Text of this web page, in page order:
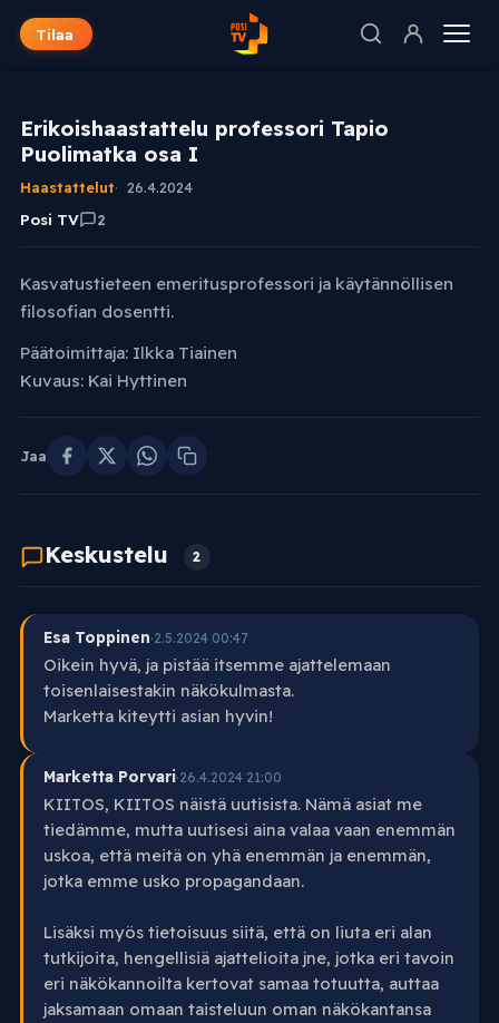
Tilaa
Erikoishaastattelu professori Tapio
Puolimatka osa I
Haastattelut 26.4.2024
Posi TV 2
Kasvatustieteen emeritusprofessori ja käytännöllisen
filosofian dosentti.
Päätoimittaja: Ilkka Tiainen
Kuvaus: Kai Hyttinen
Jaa
Keskustelu 2
Esa Toppinen·2.5.2024 00:47
Oikein hyvä, ja pistää itsemme ajattelemaan
toisenlaisestakin näkökulmasta.
Marketta kiteytti asian hyvin!
Marketta Porvari·26.4.2024 21:00
KIITOS, KIITOS näistä uutisista. Nämä asiat me
tiedämme, mutta uutisesi aina valaa vaan enemmän
uskoa, että meitä on yhä enemmän ja enemmän,
jotka emme usko propagandaan.
Lisäksi myös tietoisuus siitä, että on liuta eri alan
tutkijoita, hengellisiä ajattelioita jne, jotka eri tavoin
eri näkökannoilta kertovat samaa totuutta, auttaa
jaksamaan omaan taisteluun oman näkökantansa